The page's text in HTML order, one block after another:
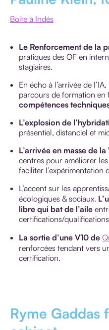
Boite à Indés
Le Renforcement de la
pratiques des OF en
stagiaires.
En écho à l’arrivée de
parcours de formation en
compétences
L’explosion de
présentiel, distanciel et
L’arrivée en masse de la
centres pour améliorer
faciliter l’expérimentation
L’accent sur les
écologiques & sociaux.
libre qui bat de l’aile
certifications/
La sortie d’une V10 de
renforcées tendant vers
certification.
Ryme Gaddas